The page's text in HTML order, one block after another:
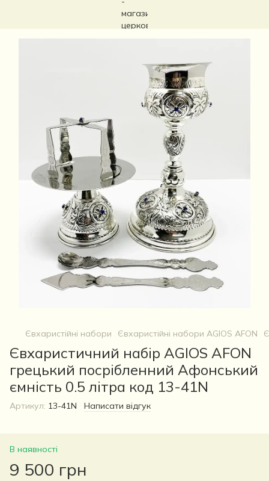
Євхаристійні набори Євхаристійні набори AGIOS AFON
Євхаристичний набір AGIOS AFON
грецький посрібленний Афонський
ємність 0.5 літра код 13-41N
Артикул: 13-41N Написати відгук
В наявності
9 500 грн